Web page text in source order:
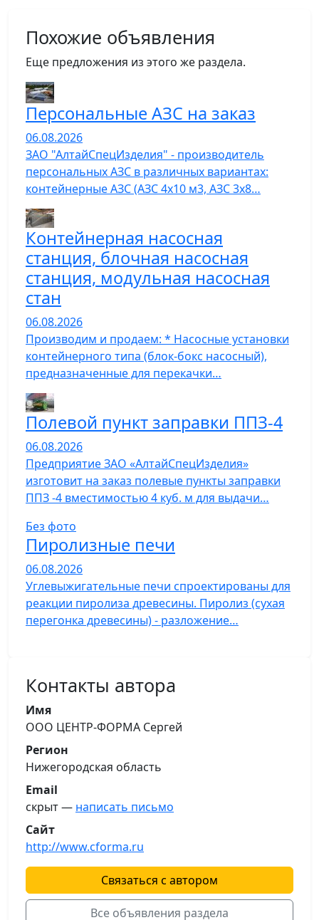
Похожие объявления
Еще предложения из этого же раздела.
Персональные АЗС на заказ
06.08.2026
ЗАО "АлтайСпецИзделия" - производитель
персональных АЗС в различных вариантах:
контейнерные АЗС (АЗС 4х10 м3, АЗС 3х8…
Контейнерная насосная
станция, блочная насосная
станция, модульная насосная
стан
06.08.2026
Производим и продаем: * Насосные установки
контейнерного типа (блок-бокс насосный),
предназначенные для перекачки…
Полевой пункт заправки ППЗ-4
06.08.2026
Предприятие ЗАО «АлтайСпецИзделия»
изготовит на заказ полевые пункты заправки
ППЗ -4 вместимостью 4 куб. м для выдачи…
Без фото
Пиролизные печи
06.08.2026
Углевыжигательные печи спроектированы для
реакции пиролиза древесины. Пиролиз (сухая
перегонка древесины) - разложение…
Контакты автора
Имя
ООО ЦЕНТР-ФОРМА Сергей
Регион
Нижегородская область
Email
скрыт — написать письмо
Сайт
http://www.cforma.ru
Связаться с автором
Все объявления раздела